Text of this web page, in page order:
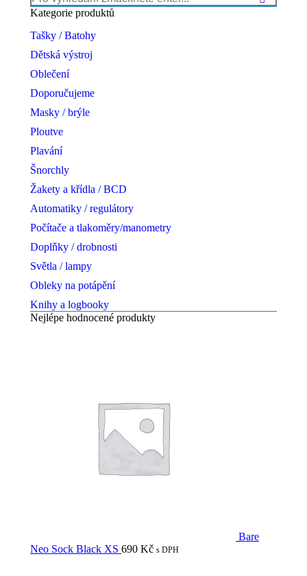
on
Kategorie produktů
Tašky / Batohy
Dětská výstroj
Oblečení
Doporučujeme
Masky / brýle
Ploutve
Plavání
Šnorchly
Žakety a křídla / BCD
Automatiky / regulátory
Počítače a tlakoměry/manometry
Doplňky / drobnosti
Světla / lampy
Obleky na potápění
Knihy a logbooky
Nejlépe hodnocené produkty
Bare
Neo Sock Black XS 690 Kč s DPH